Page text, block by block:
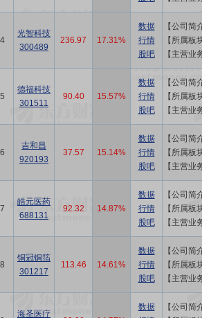
光智科技
300489
236.97 17.31%
数据
行情
股吧
【主营
德福科技
301511
90.40 15.57%
数据
行情
股吧
【主营
吉和昌
920193
37.57 15.14%
数据
行情
股吧
【主营
皓元医药
688131
92.32 14.87%
数据
行情
股吧
铜冠铜箔
301217
113.46 14.61%
数据
行情
股吧
【主营
海圣医疗
数据
光智科技
300489
236.97 17.31%
数据
行情
股吧
【主营
德福科技
301511
90.40 15.57%
数据
行情
股吧
【主营
吉和昌
920193
37.57 15.14%
数据
行情
股吧
【主营
皓元医药
688131
92.32 14.87%
数据
行情
股吧
铜冠铜箔
301217
113.46 14.61%
数据
行情
股吧
【主营
海圣医疗
数据